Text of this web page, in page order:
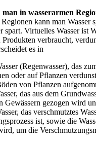
in wasserarmen
kann man Wasser
spart. Virtuelles Wasser ist
verbraucht,
es in
(Regenwasser), das
oder auf Pflanzen
von Pflanzen
das aus dem
Gewässern gezogen wird
das verschmutztes
ist, sowie die
um die